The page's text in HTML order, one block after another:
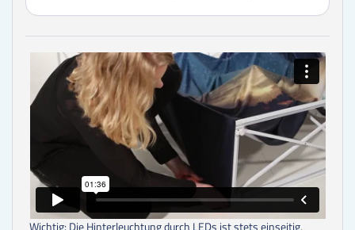
Wichtig: Die Hinterleuchtung durch LEDs ist stets einseitig,